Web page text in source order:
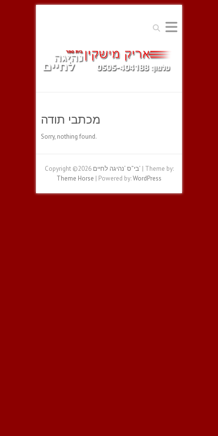
Search
מכתבי תודה
Sorry, nothing found.
Copyright ©2026 בי”ס ‘נהיגה לחיים’ | Theme by:
Theme Horse | Powered by:WordPress